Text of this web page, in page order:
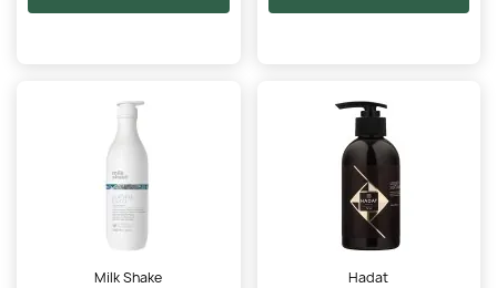
Milk Shake Hadat